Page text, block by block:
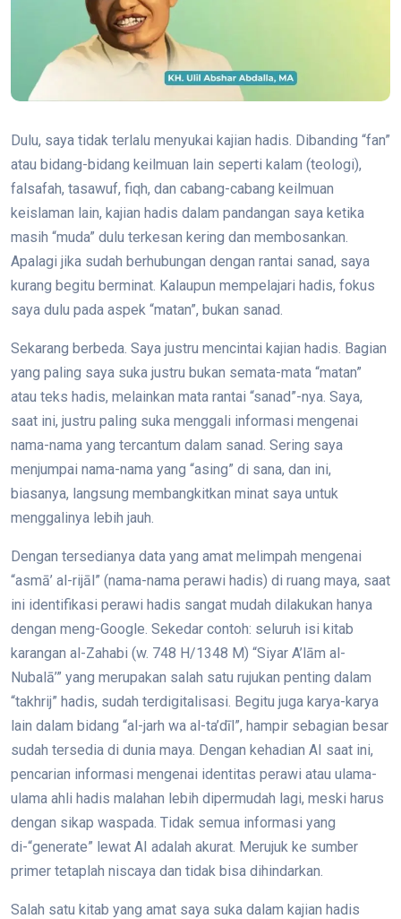
Dulu, saya tidak terlalu menyukai kajian hadis. Dibanding “fan”
atau bidang-bidang keilmuan lain seperti kalam (teologi),
falsafah, tasawuf, fiqh, dan cabang-cabang keilmuan
keislaman lain, kajian hadis dalam pandangan saya ketika
masih “muda” dulu terkesan kering dan membosankan.
Apalagi jika sudah berhubungan dengan rantai sanad, saya
kurang begitu berminat. Kalaupun mempelajari hadis, fokus
saya dulu pada aspek “matan”, bukan sanad.
Sekarang berbeda. Saya justru mencintai kajian hadis. Bagian
yang paling saya suka justru bukan semata-mata “matan”
atau teks hadis, melainkan mata rantai “sanad”-nya. Saya,
saat ini, justru paling suka menggali informasi mengenai
nama-nama yang tercantum dalam sanad. Sering saya
menjumpai nama-nama yang “asing” di sana, dan ini,
biasanya, langsung membangkitkan minat saya untuk
menggalinya lebih jauh.
Dengan tersedianya data yang amat melimpah mengenai
“asmā’ al-rijāl” (nama-nama perawi hadis) di ruang maya, saat
ini identifikasi perawi hadis sangat mudah dilakukan hanya
dengan meng-Google. Sekedar contoh: seluruh isi kitab
karangan al-Zahabi (w. 748 H/1348 M) “Siyar A’lām al-
Nubalā’” yang merupakan salah satu rujukan penting dalam
“takhrij” hadis, sudah terdigitalisasi. Begitu juga karya-karya
lain dalam bidang “al-jarh wa al-ta’dīl”, hampir sebagian besar
sudah tersedia di dunia maya. Dengan kehadian AI saat ini,
pencarian informasi mengenai identitas perawi atau ulama-
ulama ahli hadis malahan lebih dipermudah lagi, meski harus
dengan sikap waspada. Tidak semua informasi yang
di-“generate” lewat AI adalah akurat. Merujuk ke sumber
primer tetaplah niscaya dan tidak bisa dihindarkan.
Salah satu kitab yang amat saya suka dalam kajian hadis